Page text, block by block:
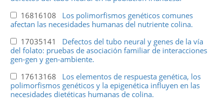
16816108 Los polimorfismos genéticos comunes
afectan las necesidades humanas del nutriente colina.
17035141 Defectos del tubo neural y genes de la vía
del folato: pruebas de asociación familiar de interacciones
gen-gen y gen-ambiente.
17613168 Los elementos de respuesta genética, los
polimorfismos genéticos y la epigenética influyen en las
necesidades dietéticas humanas de colina.